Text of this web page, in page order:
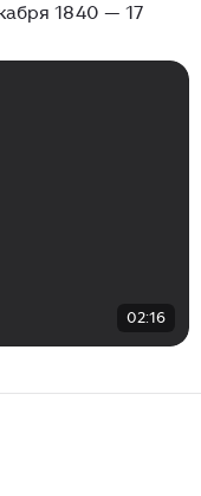
1840 — 17
02:16